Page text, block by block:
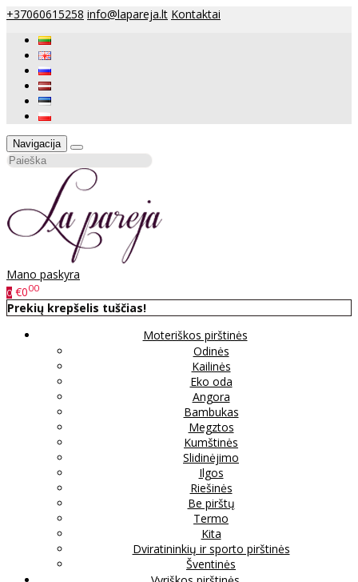
+37060615258 info@lapareja.lt Kontaktai
Navigacija
Mano paskyra
0 €000
Prekių krepšelis tuščias!
Moteriškos pirštinės
Odinės
Kailinės
Eko oda
Angora
Bambukas
Megztos
Kumštinės
Slidinėjimo
Ilgos
Riešinės
Be pirštų
Termo
Kita
Dviratininkių ir sporto pirštinės
Šventinės